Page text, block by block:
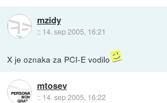
mzidy
:: 14. sep 2005, 16:21
X je oznaka za PCI-E vodilo
mtosev
:: 14. sep 2005, 16:22